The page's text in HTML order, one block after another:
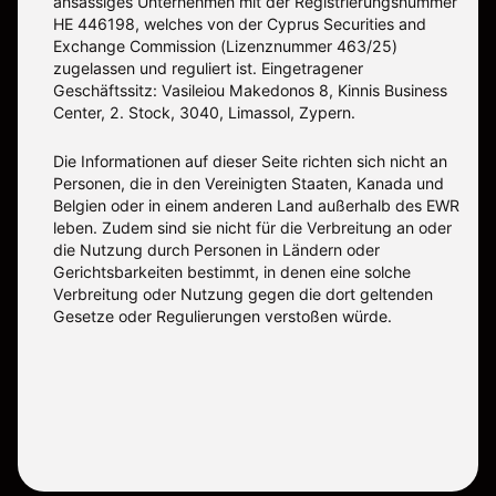
ΗΕ 446198, welches von der Cyprus Securities and
Exchange Commission (Lizenznummer 463/25)
zugelassen und reguliert ist. Eingetragener
Geschäftssitz: Vasileiou Makedonos 8, Kinnis Business
Center, 2. Stock, 3040, Limassol, Zypern.
Die Informationen auf dieser Seite richten sich nicht an
Personen, die in den Vereinigten Staaten, Kanada und
Belgien oder in einem anderen Land außerhalb des EWR
leben. Zudem sind sie nicht für die Verbreitung an oder
die Nutzung durch Personen in Ländern oder
Gerichtsbarkeiten bestimmt, in denen eine solche
Verbreitung oder Nutzung gegen die dort geltenden
Gesetze oder Regulierungen verstoßen würde.